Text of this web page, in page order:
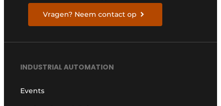
Vragen? Neem contact op
INDUSTRIAL AUTOMATION
Events